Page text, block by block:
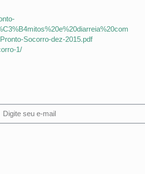
Socorro-dez-2015.pdf
1/